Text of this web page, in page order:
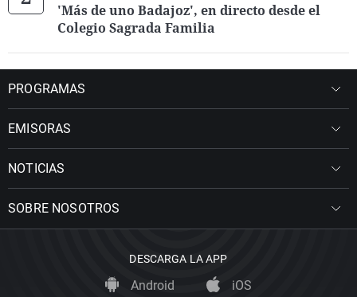
'Más de uno Badajoz', en directo desde el
Colegio Sagrada Familia
PROGRAMAS
EMISORAS
NOTICIAS
SOBRE NOSOTROS
DESCARGA LA APP
Android iOS